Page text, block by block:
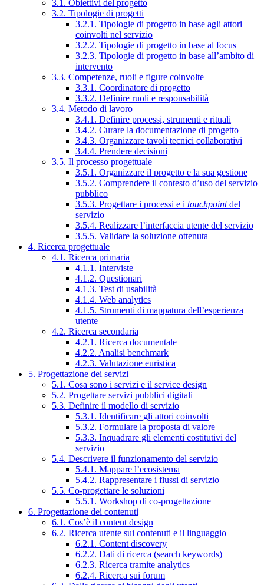
3.1. Obiettivi del progetto
3.2. Tipologie di progetti
3.2.1. Tipologie di progetto in base agli attori
coinvolti nel servizio
3.2.2. Tipologie di progetto in base al focus
3.2.3. Tipologie di progetto in base all’ambito di
intervento
3.3. Competenze, ruoli e figure coinvolte
3.3.1. Coordinatore di progetto
3.3.2. Definire ruoli e responsabilità
3.4. Metodo di lavoro
3.4.1. Definire processi, strumenti e rituali
3.4.2. Curare la documentazione di progetto
3.4.3. Organizzare tavoli tecnici collaborativi
3.4.4. Prendere decisioni
3.5. Il processo progettuale
3.5.1. Organizzare il progetto e la sua gestione
3.5.2. Comprendere il contesto d’uso del servizio
pubblico
3.5.3. Progettare i processi e i touchpointdel
servizio
3.5.4. Realizzare l’interfaccia utente del servizio
3.5.5. Validare la soluzione ottenuta
4. Ricerca progettuale
4.1. Ricerca primaria
4.1.1. Interviste
4.1.2. Questionari
4.1.3. Test di usabilità
4.1.4. Web analytics
4.1.5. Strumenti di mappatura dell’esperienza
utente
4.2. Ricerca secondaria
4.2.1. Ricerca documentale
4.2.2. Analisi benchmark
4.2.3. Valutazione euristica
5. Progettazione dei servizi
5.1. Cosa sono i servizi e il service design
5.2. Progettare servizi pubblici digitali
5.3. Definire il modello di servizio
5.3.1. Identificare gli attori coinvolti
5.3.2. Formulare la proposta di valore
5.3.3. Inquadrare gli elementi costitutivi del
servizio
5.4. Descrivere il funzionamento del servizio
5.4.1. Mappare l’ecosistema
5.4.2. Rappresentare i flussi di servizio
5.5. Co-progettare le soluzioni
5.5.1. Workshop di co-progettazione
6. Progettazione dei contenuti
6.1. Cos’è il content design
6.2. Ricerca utente sui contenuti e il linguaggio
6.2.1. Content discovery
6.2.2. Dati di ricerca (search keywords)
6.2.3. Ricerca tramite analytics
6.2.4. Ricerca sui forum